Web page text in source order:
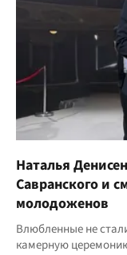
Наталья
Савранского и
молодоженов
Влюбленные не
камерную